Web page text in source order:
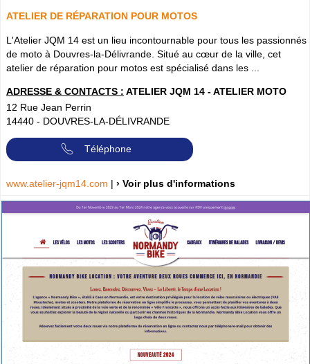
ATELIER DE RÉPARATION POUR MOTOS
L'Atelier JQM 14 est un lieu incontournable pour tous les passionnés
de moto à Douvres-la-Délivrande. Situé au cœur de la ville, cet
atelier de réparation pour motos est spécialisé dans les ...
ADRESSE & CONTACTS : ATELIER JQM 14 - ATELIER MOTO
12 Rue Jean Perrin
14440 - DOUVRES-LA-DÉLIVRANDE
Téléphone
www.atelier-jqm14.com | › Voir plus d'informations